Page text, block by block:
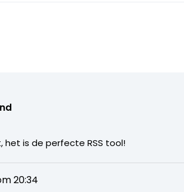
het is de perfecte RSS tool!
20:34